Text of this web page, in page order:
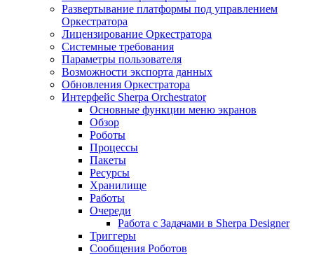
Развертывание платформы под управлением
Оркестратора
Лицензирование Оркестратора
Системные требования
Параметры пользователя
Возможности экспорта данных
Обновления Оркестратора
Интерфейс Sherpa Orchestrator
Основные функции меню экранов
Обзор
Роботы
Процессы
Пакеты
Ресурсы
Хранилище
Работы
Очереди
Работа с Задачами в Sherpa Designer
Триггеры
Сообщения Роботов